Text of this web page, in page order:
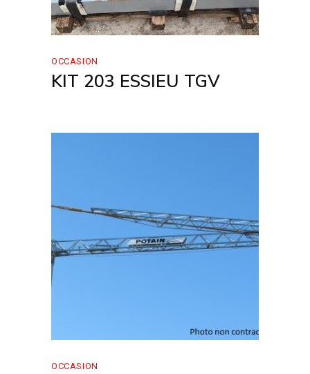
OCCASION
KIT 203 ESSIEU TGV
OCCASION